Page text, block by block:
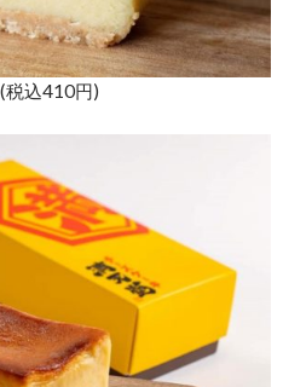
税込410円)